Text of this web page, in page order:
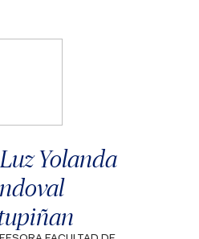
Luz Yolanda